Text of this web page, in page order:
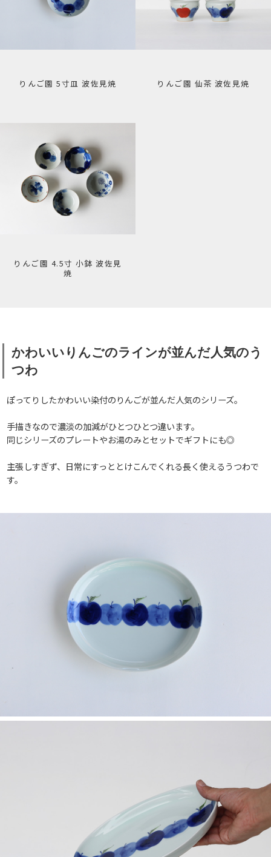
りんご園 5寸皿 波佐見焼 りんご園 仙茶 波佐見焼
りんご園 4.5寸 小鉢 波佐見
焼
かわいいりんごのラインが並んだ人気のう
つわ
ぽってりしたかわいい染付のりんごが並んだ人気のシリーズ。
手描きなので濃淡の加減がひとつひとつ違います。
同じシリーズのプレートやお湯のみとセットでギフトにも◎
主張しすぎず、日常にすっととけこんでくれる長く使えるうつわで
す。